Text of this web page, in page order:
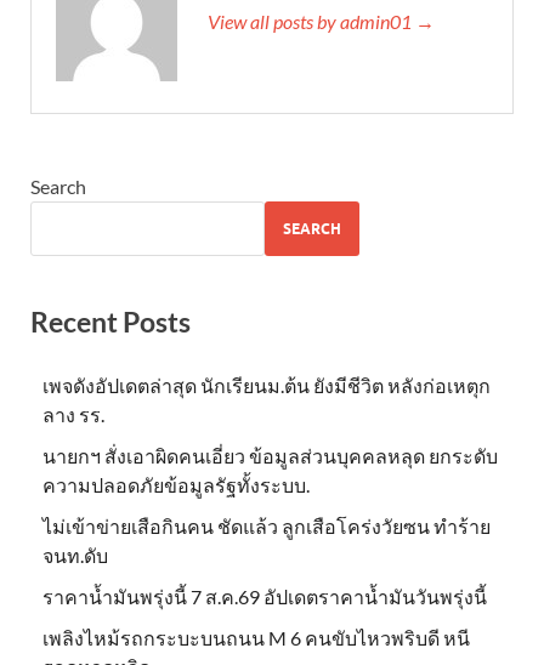
View all posts by admin01 →
Search
SEARCH
Recent Posts
เพจดังอัปเดตล่าสุด นักเรียนม.ต้น ยังมีชีวิต หลังก่อเหตุก
ลาง รร.
นายกฯ สั่งเอาผิดคนเอี่ยว ข้อมูลส่วนบุคคลหลุด ยกระดับ
ความปลอดภัยข้อมูลรัฐทั้งระบบ.
ไม่เข้าข่าย​เสือกินคน ชัดแล้ว ลูกเสือโคร่งวัยซน ทำร้าย
จนท.ดับ
ราคาน้ำมันพรุ่งนี้ 7 ส.ค.69 อัปเดตราคาน้ำมันวันพรุ่งนี้
เพลิงไหม้รถกระบะบนถนน M 6 คนขับไหวพริบดี หนี